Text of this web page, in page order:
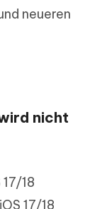
neueren
nicht
18
17/18